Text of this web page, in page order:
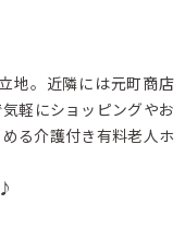
地。近隣には元町商店
軽にショッピングやお
る介護付き有料老人ホ